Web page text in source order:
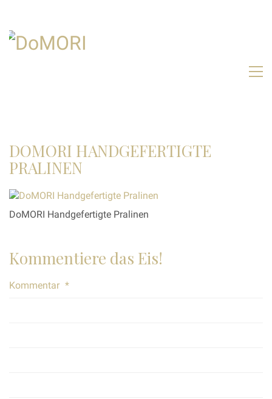
DOMORI HANDGEFERTIGTE
PRALINEN
DoMORI Handgefertigte Pralinen
Kommentiere das Eis!
Kommentar *